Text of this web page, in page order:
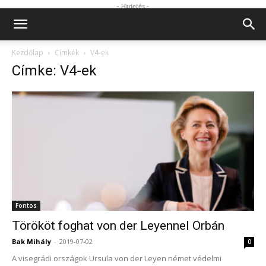
- Hirdetés -
Kezdőlap Címkék V4-ek
Címke: V4-ek
Fontos
Törököt foghat von der Leyennel Orbán
Bak Mihály - 2019-07-02 0
A visegrádi országok Ursula von der Leyen német védelmi